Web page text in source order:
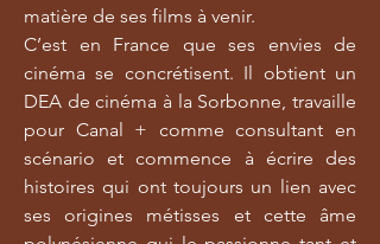
matière de ses films à venir.
C’est en France que ses envies de
cinéma se concrétisent. Il obtient un
DEA de cinéma à la Sorbonne, travaille
pour Canal + comme consultant en
scénario et commence à écrire des
histoires qui ont toujours un lien avec
ses origines métisses et cette âme